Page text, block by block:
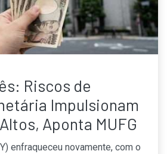
Riscos de
Impulsionam
Aponta MUFG
enfraqueceu novamente, com o